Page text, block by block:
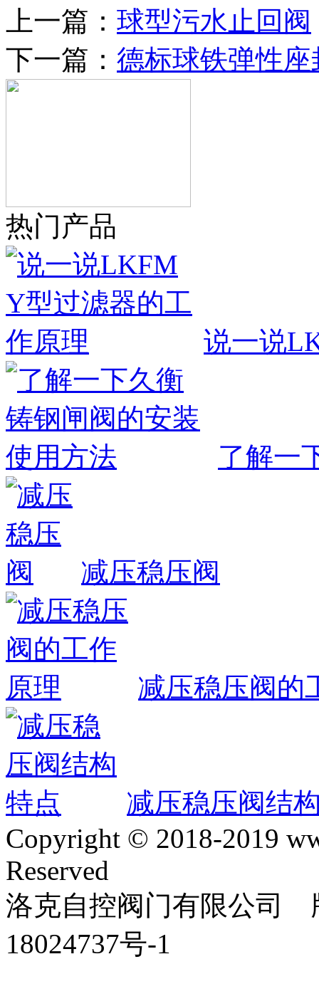
上一篇： 球型污水止回阀
下一篇： 德标球铁弹性座
热门产品
说一说
了解一
减压稳压阀
减压稳压阀的
减压稳压阀结
Copyright © 2018-2019
Reserved
洛克自控阀门有限公司
18024737号-1